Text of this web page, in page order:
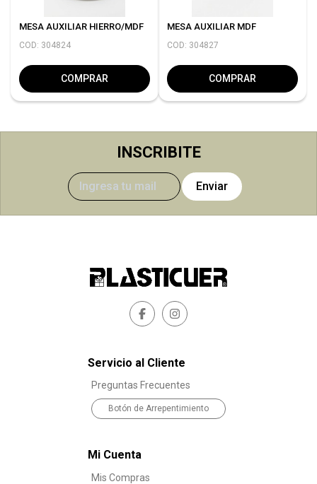
MESA AUXILIAR HIERRO/MDF
COD: 304824
COMPRAR
MESA AUXILIAR MDF
COD: 304827
COMPRAR
INSCRIBITE
Enviar
Servicio al Cliente
Preguntas Frecuentes
Botón de Arrepentimiento
Mi Cuenta
Mis Compras